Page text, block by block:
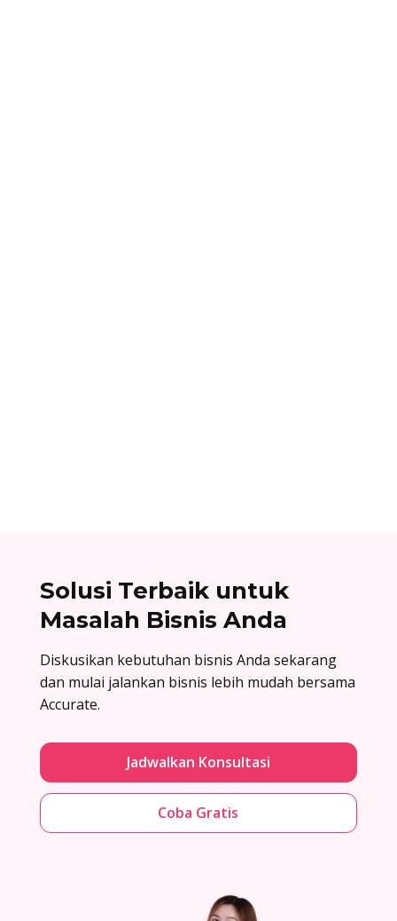
Solusi Terbaik untuk
Masalah Bisnis Anda
Diskusikan kebutuhan bisnis Anda sekarang
dan mulai jalankan bisnis lebih mudah bersama
Accurate.
Jadwalkan Konsultasi
Coba Gratis